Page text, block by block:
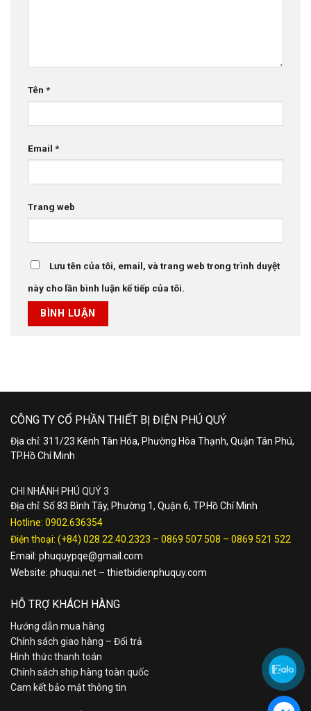
Tên *
Email *
Trang web
Lưu tên của tôi, email, và trang web trong trình duyệt
này cho lần bình luận kế tiếp của tôi.
CÔNG TY CỔ PHẦN THIẾT BỊ ĐIỆN PHÚ QUÝ
Địa chỉ: 311/23 Kênh Tân Hóa, Phường Hòa Thạnh, Quận Tân Phú,
TP.Hồ Chí Minh
CHI NHÁNH PHÚ QUÝ 3
Địa chỉ: Số 83 Bình Tây, Phường 1, Quận 6, TP.Hồ Chí Minh
Hotline: 0902.636354
Điện thoại: (+84) 028.22.40.2323 – 0869 507 508 – 0869 521 522
Email: phuquypqe@gmail.com
Website: phuqui.net – thietbidienphuquy.com
HỖ TRỢ KHÁCH HÀNG
Hướng dẫn mua hàng
Chính sách giao hàng – Đổi trả
Hình thức thanh toán
Chính sách ship hàng toàn quốc
Cam kết bảo mật thông tin